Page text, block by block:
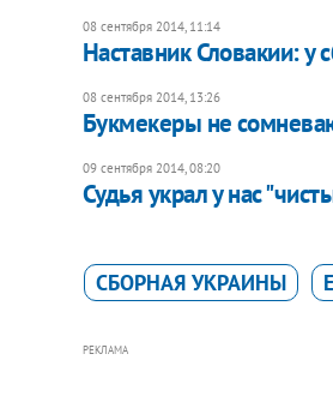
08 сентября 2014, 11:14
Наставник Словакии: у
08 сентября 2014, 13:26
Букмекеры не
09 сентября 2014, 08:20
Судья украл у нас
СБОРНАЯ УКРАИНЫ
РЕКЛАМА